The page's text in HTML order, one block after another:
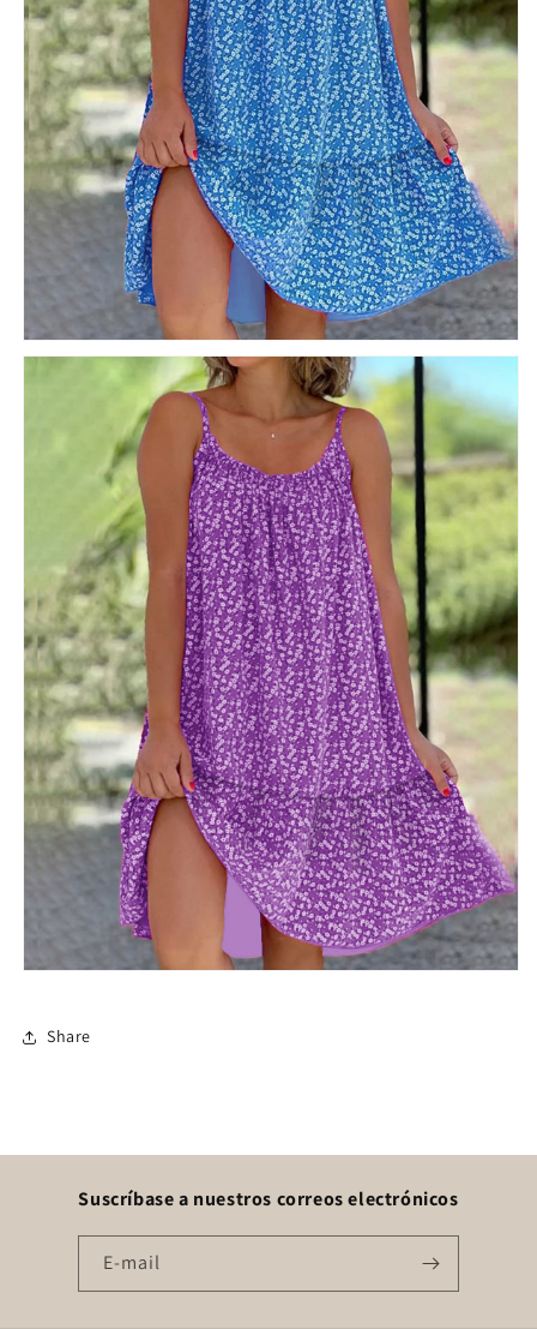
Share
Suscríbase a nuestros correos electrónicos
E-mail